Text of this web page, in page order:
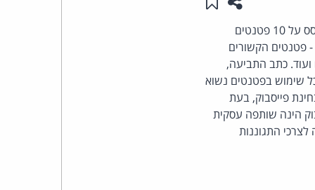
יאהו! הגישה תביעת ענק נגד הרשת החברתית פייסבוק, בטענה כי כל מבנה הרשת החברתית מבוסס על 10 פטנטים
פטנטים הקשורים
כתב התביעה,
שימוש בפטנטים נשוא
פייסבוק, בעת
הינה שותפה עסקית
התגוננות